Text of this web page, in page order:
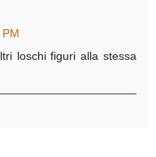
loschi figuri alla stessa